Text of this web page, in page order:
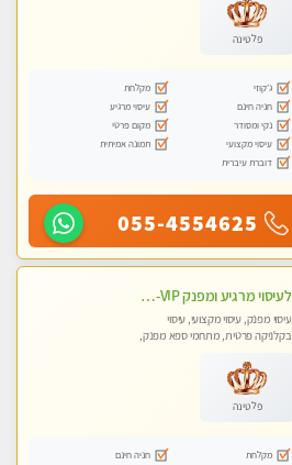
פלטינה
ג'קוזי
מקלחת
חניה חינם
עיסוי מרגיע
נקי ומסודר
מקום פרטי
עיסוי מקצועי
תמונה אמיתית
דוברת עיברית
055-4554625
לעיסוי מרגיע ומפנק VIP-מומלץ לחלוטין! פרטי! ​​​​​​ Highly recommended
עיסוי מפנק, עיסוי מקצועי, עיסוי
בקלניקה פרטית, מתחמי ספא מפנק,
טנטרה
פלטינה
מקלחת
חניה חינם